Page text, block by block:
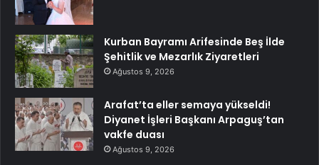
Kurban Bayramı Arifesinde Beş İlde
Şehitlik ve Mezarlık Ziyaretleri
Ağustos 9, 2026
Arafat’ta eller semaya yükseldi!
Diyanet İşleri Başkanı Arpaguş’tan
vakfe duası
Ağustos 9, 2026